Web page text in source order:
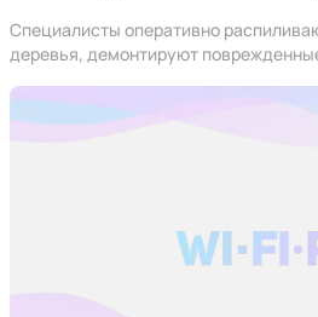
Специалисты оперативно
деревья, демонтируют